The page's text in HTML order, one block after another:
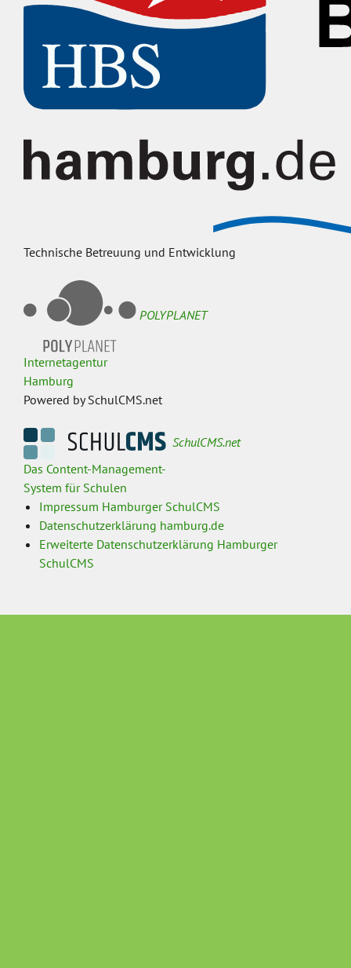
Technische Betreuung und Entwicklung
POLYPLANET
Internetagentur
Hamburg
Powered by SchulCMS.net
SchulCMS.net
Das Content-Management-
System für Schulen
Impressum Hamburger SchulCMS
Datenschutzerklärung hamburg.de
Erweiterte Datenschutzerklärung Hamburger
SchulCMS